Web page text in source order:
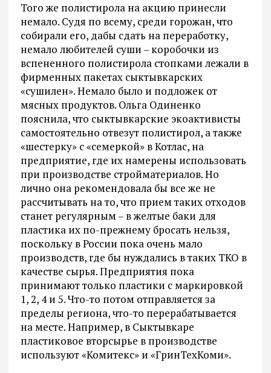
Того же полистирола на акцию принесли
немало. Судя по всему, среди горожан, что
собирали его, дабы сдать на переработку,
немало любителей суши – коробочки из
вспененного полистирола стопками лежали в
фирменных пакетах сыктывкарских
«сушилен». Немало было и подложек от
мясных продуктов. Ольга Одиненко
пояснила, что сыктывкарские экоактивисты
самостоятельно отвезут полистирол, а также
«шестерку» с «семеркой» в Котлас, на
предприятие, где их намерены использовать
при производстве стройматериалов. Но
лично она рекомендовала бы все же не
рассчитывать на то, что прием таких отходов
станет регулярным – в желтые баки для
пластика их по-прежнему бросать нельзя,
поскольку в России пока очень мало
производств, где бы нуждались в таких ТКО в
качестве сырья. Предприятия пока
принимают только пластики с маркировкой
1, 2, 4 и 5. Что-то потом отправляется за
пределы региона, что-то перерабатывается
на месте. Например, в Сыктывкаре
пластиковое вторсырье в производстве
используют «Комитекс» и «ГринТехКоми».